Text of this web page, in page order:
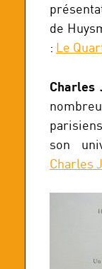
de
: Le
Charles
son
Charles